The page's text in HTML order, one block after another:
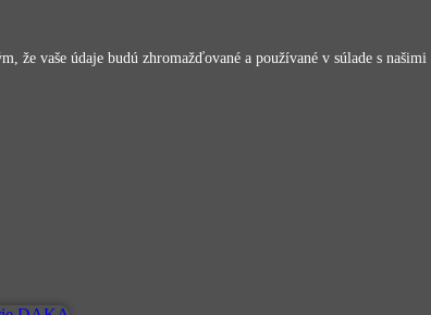
že vaše údaje budú zhromažďované a používané v súlade s našimi